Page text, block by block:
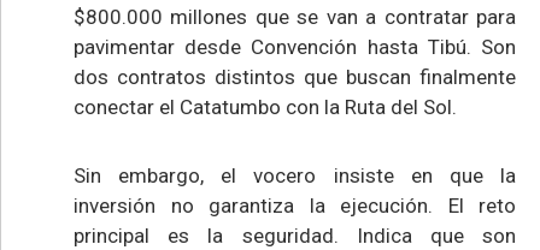
$800.000 millones que se van a contratar para
pavimentar desde Convención hasta Tibú. Son
dos contratos distintos que buscan finalmente
conectar el Catatumbo con la Ruta del Sol.
Sin embargo, el vocero insiste en que la
inversión no garantiza la ejecución. El reto
principal es la seguridad. Indica que son